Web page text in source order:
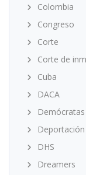
Colombia
Congreso
Corte
Corte de
Cuba
DACA
Demócratas
Deportación
DHS
Dreamers